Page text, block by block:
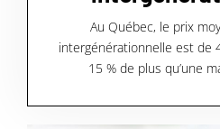
Au Québec, le prix
intergénérationnelle est de
15 % de plus qu’une